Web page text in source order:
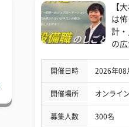
【
は
計
の
開催日時 2026年08
開催場所 オンライ
募集人数 300名